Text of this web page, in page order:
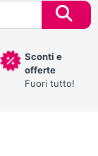
Sconti e
offerte
Fuori tutto!